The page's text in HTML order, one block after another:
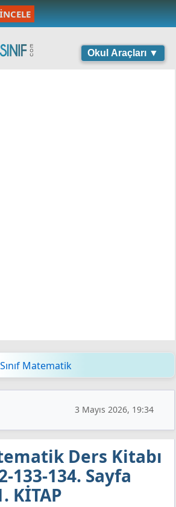
İNCELE
Okul Araçları ▼
Matematik
3 Mayıs 2026, 19:34
Ders Kitabı
133-134. Sayfa
KİTAP